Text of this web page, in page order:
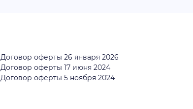
Договор оферты 26 января 2026
Договор оферты 17 июня 2024
Договор оферты 5 ноября 2024